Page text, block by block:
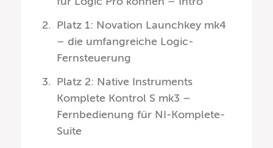
Platz 1: Novation Launchkey mk4
– die umfangreiche Logic-
Fernsteuerung
Platz 2: Native Instruments
Komplete Kontrol S mk3 –
Fernbedienung für NI-Komplete-
Suite